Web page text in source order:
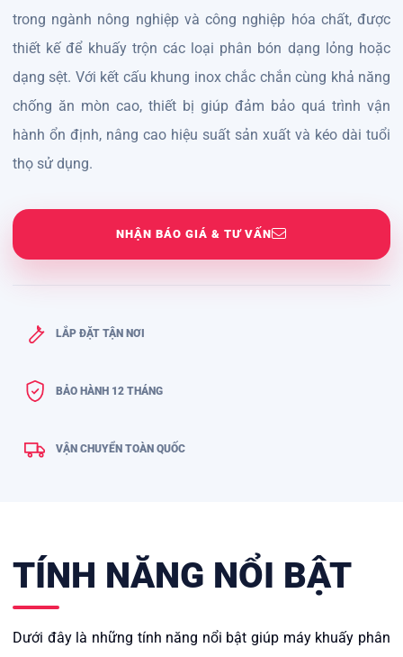
trong ngành nông nghiệp và công nghiệp hóa chất, được
thiết kế để khuấy trộn các loại phân bón dạng lỏng hoặc
dạng sệt. Với kết cấu khung inox chắc chắn cùng khả năng
chống ăn mòn cao, thiết bị giúp đảm bảo quá trình vận
hành ổn định, nâng cao hiệu suất sản xuất và kéo dài tuổi
thọ sử dụng.
NHẬN BÁO GIÁ & TƯ VẤN
LẮP ĐẶT TẬN NƠI
BẢO HÀNH 12 THÁNG
VẬN CHUYỂN TOÀN QUỐC
TÍNH NĂNG NỔI BẬT
Dưới đây là những tính năng nổi bật giúp máy khuấy phân